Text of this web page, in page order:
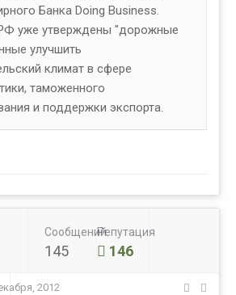
Банка Doing Business.
уже утверждены "дорожные
улучшить
климат в сфере
таможенного
и поддержки экспорта.
Сообщений
145
Репутация
146
2012